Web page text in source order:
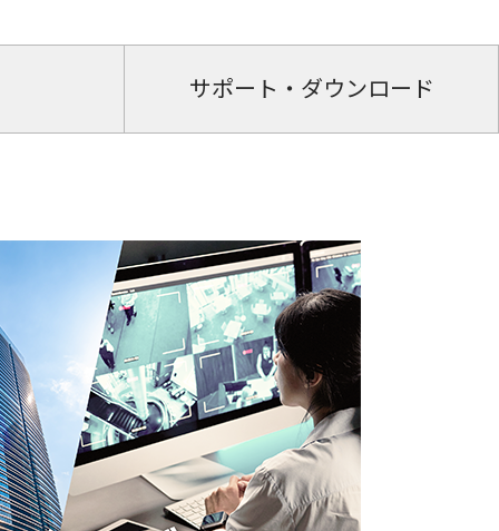
サポート・ダウンロード